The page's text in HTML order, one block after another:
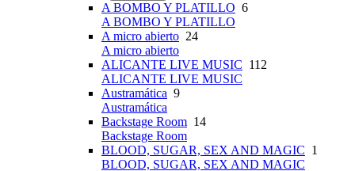
A BOMBO Y PLATILLO 6
A BOMBO Y PLATILLO
A micro abierto 24
A micro abierto
ALICANTE LIVE MUSIC 112
ALICANTE LIVE MUSIC
Austramática 9
Austramática
Backstage Room 14
Backstage Room
BLOOD, SUGAR, SEX AND MAGIC 1
BLOOD, SUGAR, SEX AND MAGIC